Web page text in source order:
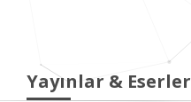
Yayınlar & Eserler